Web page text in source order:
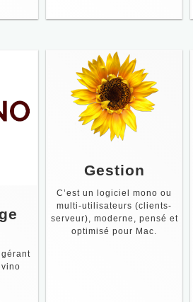
gérant
Gestion
C’est un logiciel mono ou
multi-utilisateurs (clients-
serveur), moderne, pensé et
optimisé pour Mac.